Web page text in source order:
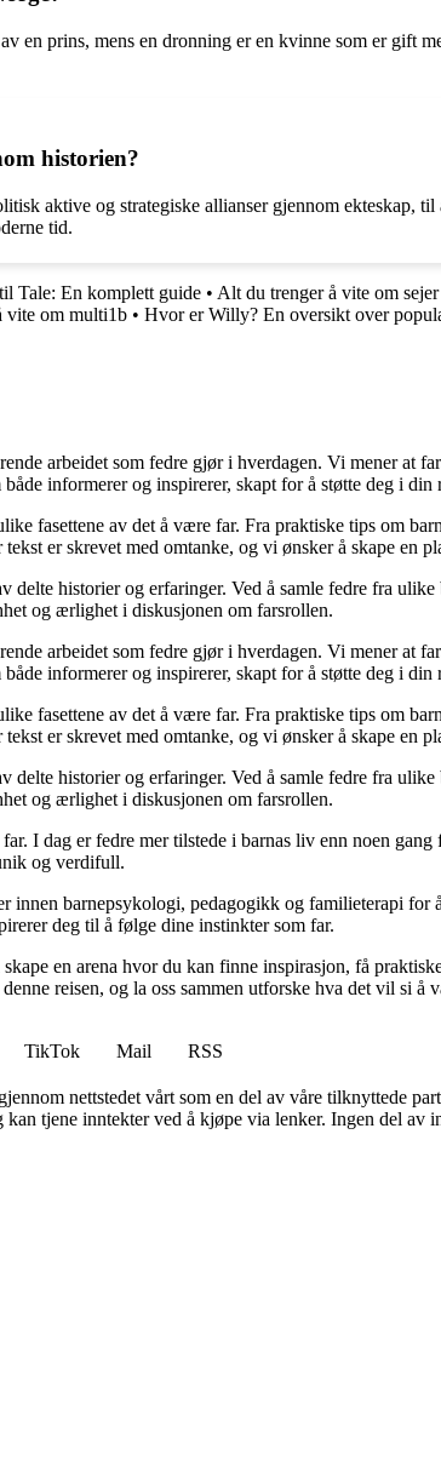
prins, mens en dronning er en kvinne som er gift
historien?
aktive og strategiske allianser gjennom ekteskap,
tid.
Tale: En komplett guide • Alt du trenger å vite om sejer
vite om multi1b • Hvor er Willy? En oversikt over
arbeidet som fedre gjør i hverdagen. Vi mener at
informerer og inspirerer, skapt for å støtte deg i din
fasettene av det å være far. Fra praktiske tips om
er skrevet med omtanke, og vi ønsker å skape en
historier og erfaringer. Ved å samle fedre fra
og ærlighet i diskusjonen om farsrollen.
arbeidet som fedre gjør i hverdagen. Vi mener at
informerer og inspirerer, skapt for å støtte deg i din
fasettene av det å være far. Fra praktiske tips om
er skrevet med omtanke, og vi ønsker å skape en
historier og erfaringer. Ved å samle fedre fra
og ærlighet i diskusjonen om farsrollen.
I dag er fedre mer tilstede i barnas liv enn noen
og verdifull.
innen barnepsykologi, pedagogikk og familieterapi
deg til å følge dine instinkter som far.
en arena hvor du kan finne inspirasjon, få
reisen, og la oss sammen utforske hva det vil si å
TikTok Mail
RSS
nettstedet vårt som en del av våre tilknyttede
tjene inntekter ved å kjøpe via lenker. Ingen del av